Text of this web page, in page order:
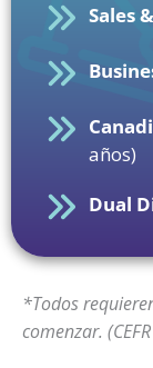
Sales
años)
Dual
*Todos
comenzar.